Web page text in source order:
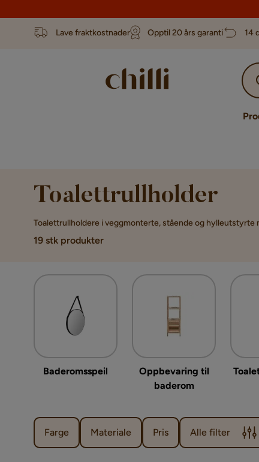
Lave fraktkostnader Opptil 20 års garanti 14
Toalettrullholder
Toalettrullholdere i veggmonterte, stående og hylleutstyrte
19 stk produkter
Baderomsspeil
Oppbevaring til
baderom
Farge Materiale Pris Alle filter